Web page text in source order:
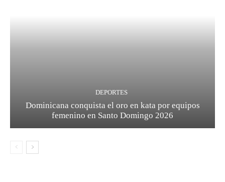
DEPORTES
Dominicana conquista el oro en kata por equipos
femenino en Santo Domingo 2026